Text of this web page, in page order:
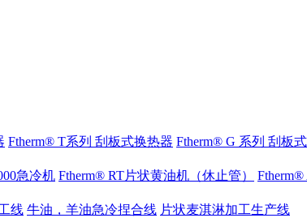
Ftherm® T系列 刮板式换热器 Ftherm® G 系列 刮板
急冷机 Ftherm® RT片状黄油机（休止管） Ftherm®
线 牛油，羊油急冷捏合线 片状麦淇淋加工生产线